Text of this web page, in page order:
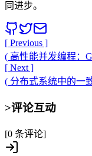
同进步。
[ Previous ]
( 高性能并发编程：
[ Next ]
( 分布式系统中的一
>评论互动
[0 条评论]